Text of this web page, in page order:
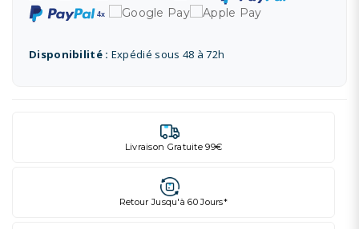
Disponibilité : Expédié sous 48 à 72h
Livraison Gratuite 99€
Retour Jusqu'à 60 Jours*